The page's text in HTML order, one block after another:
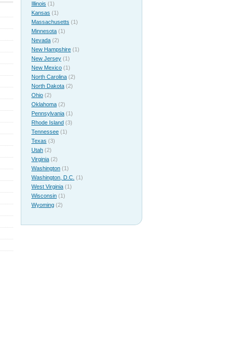
Illinois (1)
Kansas (1)
Massachusetts (1)
Minnesota (1)
Nevada (2)
New Hampshire (1)
New Jersey (1)
New Mexico (1)
North Carolina (2)
North Dakota (2)
Ohio (2)
Oklahoma (2)
Pennsylvania (1)
Rhode Island (3)
Tennessee (1)
Texas (3)
Utah (2)
Virginia (2)
Washington (1)
Washington, D.C. (1)
West Virginia (1)
Wisconsin (1)
Wyoming (2)